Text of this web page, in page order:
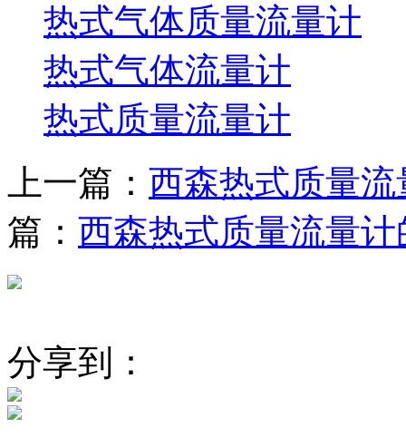
热式气体质量流量计
热式气体流量计
热式质量流量计
上一篇： 西森热式质量
篇： 西森热式质量流量
分享到：